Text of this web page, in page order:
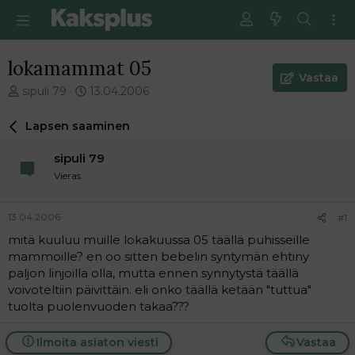
lokamammat 05
V
e
i
t
u
n
a
l
o
t
t
sipuli 79
E
s
m
n
v
e
s
i
13.04.2006
Vastaa
Lapsen saaminen
sipuli 79
Vieras
13.04.2006 #1
mitä kuuluu muille lokakuussa 05 täällä puhisseille
mammoille? en oo sitten bebelin syntymän ehtiny
paljon linjoilla olla, mutta ennen synnytystä täällä
voivoteltiin päivittäin. eli onko täällä ketään "tuttua"
tuolta puolenvuoden takaa???
Vastaa
Ilmoita asiaton viesti